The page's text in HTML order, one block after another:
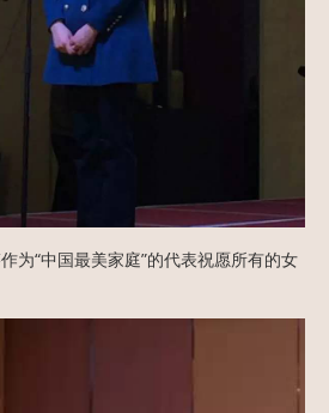
为“中国最美家庭”的代表祝愿所有的女